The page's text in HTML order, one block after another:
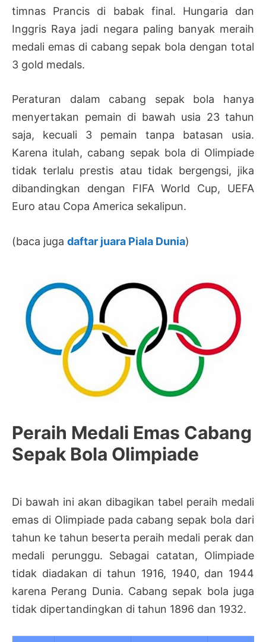
timnas Prancis di babak final. Hungaria dan
Inggris Raya jadi negara paling banyak meraih
medali emas di cabang sepak bola dengan total
3 gold medals.
Peraturan dalam cabang sepak bola hanya
menyertakan pemain di bawah usia 23 tahun
saja, kecuali 3 pemain tanpa batasan usia.
Karena itulah, cabang sepak bola di Olimpiade
tidak terlalu prestis atau tidak bergengsi, jika
dibandingkan dengan FIFA World Cup, UEFA
Euro atau Copa America sekalipun.
(baca juga daftar juara Piala Dunia)
Peraih Medali Emas Cabang
Sepak Bola Olimpiade
Di bawah ini akan dibagikan tabel peraih medali
emas di Olimpiade pada cabang sepak bola dari
tahun ke tahun beserta peraih medali perak dan
medali perunggu. Sebagai catatan, Olimpiade
tidak diadakan di tahun 1916, 1940, dan 1944
karena Perang Dunia. Cabang sepak bola juga
tidak dipertandingkan di tahun 1896 dan 1932.